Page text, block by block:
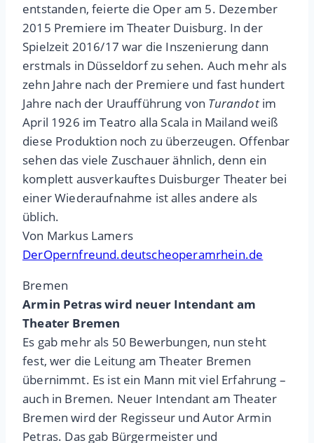
entstanden, feierte die Oper am 5. Dezember
2015 Premiere im Theater Duisburg. In der
Spielzeit 2016/17 war die Inszenierung dann
erstmals in Düsseldorf zu sehen. Auch mehr als
zehn Jahre nach der Premiere und fast hundert
Jahre nach der Uraufführung von Turandot im
April 1926 im Teatro alla Scala in Mailand weiß
diese Produktion noch zu überzeugen. Offenbar
sehen das viele Zuschauer ähnlich, denn ein
komplett ausverkauftes Duisburger Theater bei
einer Wiederaufnahme ist alles andere als
üblich.
Von Markus Lamers
DerOpernfreund.deutscheoperamrhein.de
Bremen
Armin Petras wird neuer Intendant am
Theater Bremen
Es gab mehr als 50 Bewerbungen, nun steht
fest, wer die Leitung am Theater Bremen
übernimmt. Es ist ein Mann mit viel Erfahrung –
auch in Bremen. Neuer Intendant am Theater
Bremen wird der Regisseur und Autor Armin
Petras. Das gab Bürgermeister und